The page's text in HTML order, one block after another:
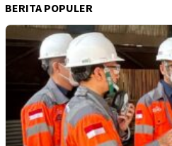
BERITA POPULER